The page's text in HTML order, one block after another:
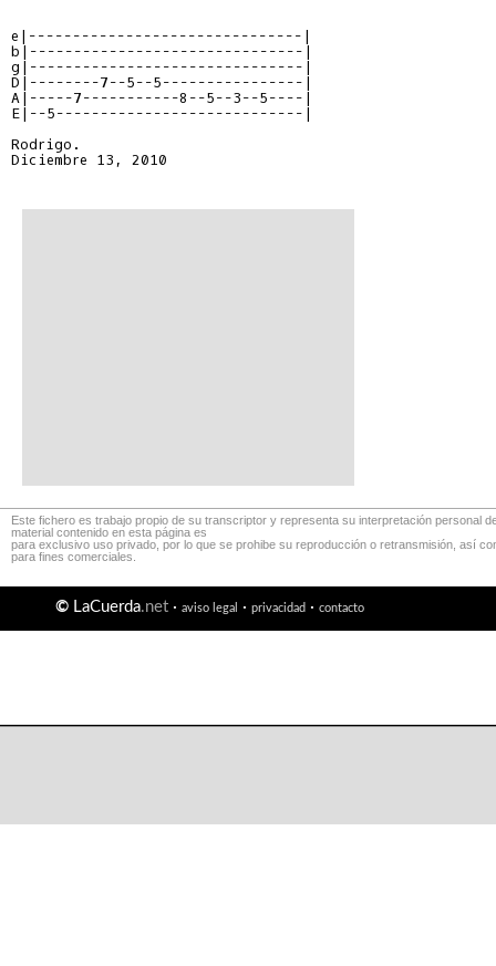
e|-------------------------------|
b|-------------------------------|
g|-------------------------------|
D|--------7--5--5----------------|
A|-----7-----------8--5--3--5----|
E|--5----------------------------|
Rodrigo.
Diciembre 13, 2010
Este fichero es trabajo propio de su transcriptor y representa su interpretación personal
material contenido en esta página es
para exclusivo uso privado, por lo que se prohibe su reproducción o retransmisión, así
para fines comerciales.
© LaCuerda.net · aviso legal · privacidad · contacto